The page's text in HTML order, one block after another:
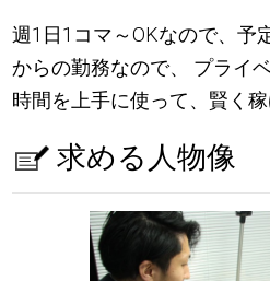
週1日1コマ～OKなので、予
からの勤務なので、 プライ
時間を上手に使って、賢く
求める人物像